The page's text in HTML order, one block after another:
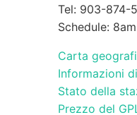
Tel: 903-874-
Schedule:
Carta
Informazioni
Stato della
Prezzo del